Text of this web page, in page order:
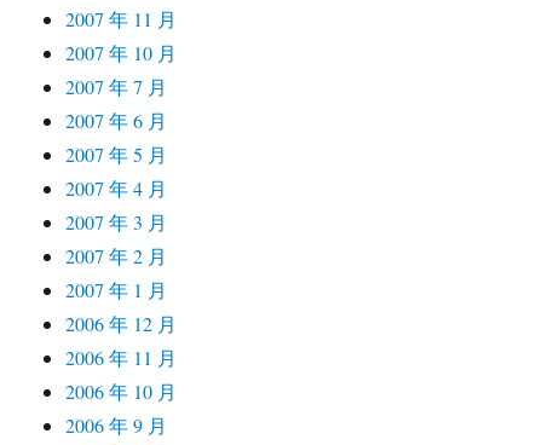
2007 年 11 月
2007 年 10 月
2007 年 7 月
2007 年 6 月
2007 年 5 月
2007 年 4 月
2007 年 3 月
2007 年 2 月
2007 年 1 月
2006 年 12 月
2006 年 11 月
2006 年 10 月
2006 年 9 月